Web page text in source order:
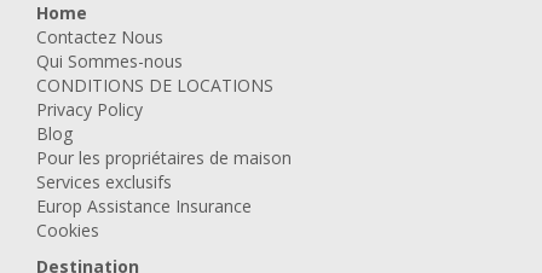
Home
Contactez Nous
Qui Sommes-nous
CONDITIONS DE LOCATIONS
Privacy Policy
Blog
Pour les propriétaires de maison
Services exclusifs
Europ Assistance Insurance
Cookies
Destination